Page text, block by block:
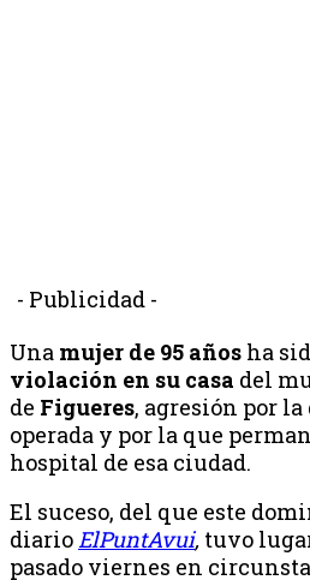
- Publicidad -
Una mujer de 95 años ha
violación en su casa del
de Figueres, agresión por
operada y por la que
hospital de esa ciudad.
El suceso, del que este
diario ElPuntAvui, tuvo
pasado viernes en